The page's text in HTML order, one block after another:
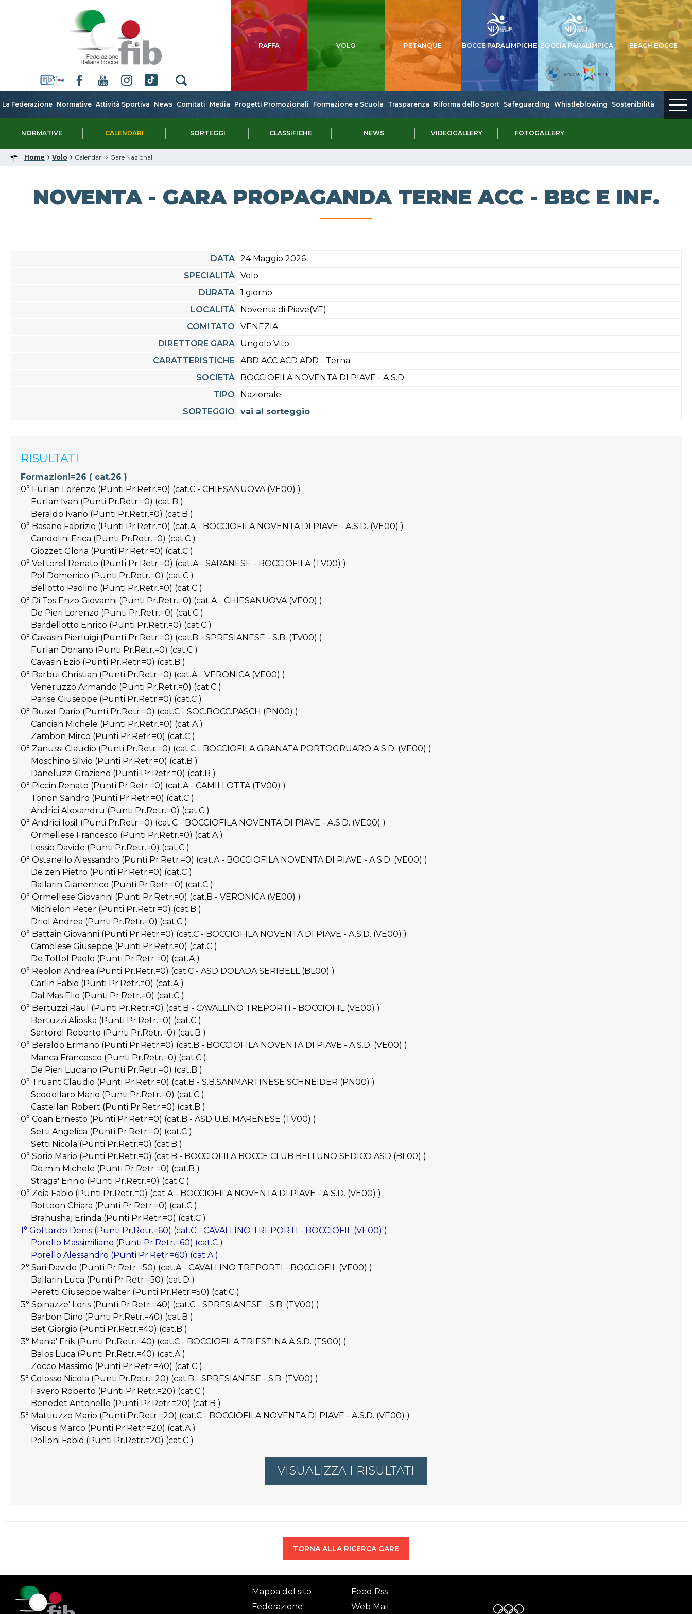
RAFFA VOLO PETANQUE BOCCE PARALIMPICHE BOCCIA PARALIMPICA BEACH BOCCE
La Federazione Normative Attività Sportiva News Comitati Media Progetti Promozionali Formazione e Scuola Trasparenza Riforma dello Sport Safeguarding Whistleblowing Sostenibilità
NORMATIVE CALENDARI SORTEGGI CLASSIFICHE NEWS VIDEOGALLERY FOTOGALLERY
Home Volo Calendari Gare Nazionali
NOVENTA - GARA PROPAGANDA TERNE ACC - BBC E INF.
DATA 24 Maggio 2026
SPECIALITÀ Volo
DURATA 1 giorno
LOCALITÀ
Noventa di Piave(VE)
COMITATO
VENEZIA
DIRETTORE GARA
Ungolo Vito
CARATTERISTICHE
ABD ACC ACD ADD - Terna
SOCIETÀ
BOCCIOFILA NOVENTA DI PIAVE - A.S.D.
TIPO
Nazionale
SORTEGGIO
vai al sorteggio
RISULTATI
Formazioni=26 ( cat.26 )
0° Furlan Lorenzo (Punti Pr.Retr.=0) (cat.C - CHIESANUOVA (VE00) )
Furlan Ivan (Punti Pr.Retr.=0) (cat.B )
Beraldo Ivano (Punti Pr.Retr.=0) (cat.B )
0° Basano Fabrizio (Punti Pr.Retr.=0) (cat.A - BOCCIOFILA NOVENTA DI PIAVE - A.S.D. (VE00) )
Candolini Erica (Punti Pr.Retr.=0) (cat.C )
Giozzet Gloria (Punti Pr.Retr.=0) (cat.C )
0° Vettorel Renato (Punti Pr.Retr.=0) (cat.A - SARANESE - BOCCIOFILA (TV00) )
Pol Domenico (Punti Pr.Retr.=0) (cat.C )
Bellotto Paolino (Punti Pr.Retr.=0) (cat.C )
0° Di Tos Enzo Giovanni (Punti Pr.Retr.=0) (cat.A - CHIESANUOVA (VE00) )
De Pieri Lorenzo (Punti Pr.Retr.=0) (cat.C )
Bardellotto Enrico (Punti Pr.Retr.=0) (cat.C )
0° Cavasin Pierluigi (Punti Pr.Retr.=0) (cat.B - SPRESIANESE - S.B. (TV00) )
Furlan Doriano (Punti Pr.Retr.=0) (cat.C )
Cavasin Ezio (Punti Pr.Retr.=0) (cat.B )
0° Barbui Christian (Punti Pr.Retr.=0) (cat.A - VERONICA (VE00) )
Veneruzzo Armando (Punti Pr.Retr.=0) (cat.C )
Parise Giuseppe (Punti Pr.Retr.=0) (cat.C )
0° Buset Dario (Punti Pr.Retr.=0) (cat.C - SOC.BOCC.PASCH (PN00) )
Cancian Michele (Punti Pr.Retr.=0) (cat.A )
Zambon Mirco (Punti Pr.Retr.=0) (cat.C )
0° Zanussi Claudio (Punti Pr.Retr.=0) (cat.C - BOCCIOFILA GRANATA PORTOGRUARO A.S.D. (VE00) )
Moschino Silvio (Punti Pr.Retr.=0) (cat.B )
Daneluzzi Graziano (Punti Pr.Retr.=0) (cat.B )
0° Piccin Renato (Punti Pr.Retr.=0) (cat.A - CAMILLOTTA (TV00) )
Tonon Sandro (Punti Pr.Retr.=0) (cat.C )
Andrici Alexandru (Punti Pr.Retr.=0) (cat.C )
0° Andrici Iosif (Punti Pr.Retr.=0) (cat.C - BOCCIOFILA NOVENTA DI PIAVE - A.S.D. (VE00) )
Ormellese Francesco (Punti Pr.Retr.=0) (cat.A )
Lessio Davide (Punti Pr.Retr.=0) (cat.C )
0° Ostanello Alessandro (Punti Pr.Retr.=0) (cat.A - BOCCIOFILA NOVENTA DI PIAVE - A.S.D. (VE00) )
De zen Pietro (Punti Pr.Retr.=0) (cat.C )
Ballarin Gianenrico (Punti Pr.Retr.=0) (cat.C )
0° Ormellese Giovanni (Punti Pr.Retr.=0) (cat.B - VERONICA (VE00) )
Michielon Peter (Punti Pr.Retr.=0) (cat.B )
Driol Andrea (Punti Pr.Retr.=0) (cat.C )
0° Battain Giovanni (Punti Pr.Retr.=0) (cat.C - BOCCIOFILA NOVENTA DI PIAVE - A.S.D. (VE00) )
Camolese Giuseppe (Punti Pr.Retr.=0) (cat.C )
De Toffol Paolo (Punti Pr.Retr.=0) (cat.A )
0° Reolon Andrea (Punti Pr.Retr.=0) (cat.C - ASD DOLADA SERIBELL (BL00) )
Carlin Fabio (Punti Pr.Retr.=0) (cat.A )
Dal Mas Elio (Punti Pr.Retr.=0) (cat.C )
0° Bertuzzi Raul (Punti Pr.Retr.=0) (cat.B - CAVALLINO TREPORTI - BOCCIOFIL (VE00) )
Bertuzzi Alioska (Punti Pr.Retr.=0) (cat.C )
Sartorel Roberto (Punti Pr.Retr.=0) (cat.B )
0° Beraldo Ermano (Punti Pr.Retr.=0) (cat.B - BOCCIOFILA NOVENTA DI PIAVE - A.S.D. (VE00) )
Manca Francesco (Punti Pr.Retr.=0) (cat.C )
De Pieri Luciano (Punti Pr.Retr.=0) (cat.B )
0° Truant Claudio (Punti Pr.Retr.=0) (cat.B - S.B.SANMARTINESE SCHNEIDER (PN00) )
Scodellaro Mario (Punti Pr.Retr.=0) (cat.C )
Castellan Robert (Punti Pr.Retr.=0) (cat.B )
0° Coan Ernesto (Punti Pr.Retr.=0) (cat.B - ASD U.B. MARENESE (TV00) )
Setti Angelica (Punti Pr.Retr.=0) (cat.C )
Setti Nicola (Punti Pr.Retr.=0) (cat.B )
0° Sorio Mario (Punti Pr.Retr.=0) (cat.B - BOCCIOFILA BOCCE CLUB BELLUNO SEDICO ASD (BL00) )
De min Michele (Punti Pr.Retr.=0) (cat.B )
Straga' Ennio (Punti Pr.Retr.=0) (cat.C )
0° Zoia Fabio (Punti Pr.Retr.=0) (cat.A - BOCCIOFILA NOVENTA DI PIAVE - A.S.D. (VE00) )
Botteon Chiara (Punti Pr.Retr.=0) (cat.C )
Brahushaj Erinda (Punti Pr.Retr.=0) (cat.C )
1° Gottardo Denis (Punti Pr.Retr.=60) (cat.C - CAVALLINO TREPORTI - BOCCIOFIL (VE00) )
Porello Massimiliano (Punti Pr.Retr.=60) (cat.C )
Porello Alessandro (Punti Pr.Retr.=60) (cat.A )
2° Sari Davide (Punti Pr.Retr.=50) (cat.A - CAVALLINO TREPORTI - BOCCIOFIL (VE00) )
Ballarin Luca (Punti Pr.Retr.=50) (cat.D )
Peretti Giuseppe walter (Punti Pr.Retr.=50) (cat.C )
3° Spinazze' Loris (Punti Pr.Retr.=40) (cat.C - SPRESIANESE - S.B. (TV00) )
Barbon Dino (Punti Pr.Retr.=40) (cat.B )
Bet Giorgio (Punti Pr.Retr.=40) (cat.B )
3° Mania' Erik (Punti Pr.Retr.=40) (cat.C - BOCCIOFILA TRIESTINA A.S.D. (TS00) )
Balos Luca (Punti Pr.Retr.=40) (cat.A )
Zocco Massimo (Punti Pr.Retr.=40) (cat.C )
5° Colosso Nicola (Punti Pr.Retr.=20) (cat.B - SPRESIANESE - S.B. (TV00) )
Favero Roberto (Punti Pr.Retr.=20) (cat.C )
Benedet Antonello (Punti Pr.Retr.=20) (cat.B )
5° Mattiuzzo Mario (Punti Pr.Retr.=20) (cat.C - BOCCIOFILA NOVENTA DI PIAVE - A.S.D. (VE00) )
Viscusi Marco (Punti Pr.Retr.=20) (cat.A )
Polloni Fabio (Punti Pr.Retr.=20) (cat.C )
VISUALIZZA I RISULTATI
TORNA ALLA RICERCA GARE
Mappa del sito
Feed Rss
Federazione
Web Mail